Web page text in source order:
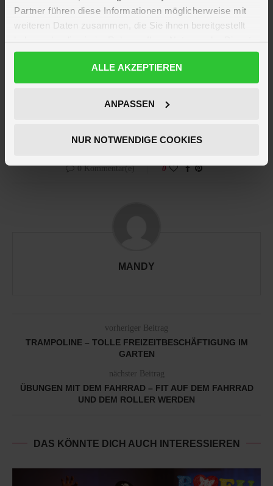
Partner führen diese Informationen möglicherweise mit
weiteren Daten zusammen, die Sie ihnen bereitgestellt
gesammelt haben.
DatenschutzerklärungALLE AKZEPTIEREN
ANPASSEN
NUR NOTWENDIGE COOKIES
auch von den neuen Songs zu der Serie begeistert sein.
Aber nun seid ihr an der Reihe:
Wer ist Eure Lieblings-Disney
oder Rapunzel mit ihrem langen Haar?
einfach mal bei unseremFilm und Serien Merchandise
0 Kommentar(e) 0
MANDY
vorheriger Beitrag
TRAMPOLINE – TOLLE FREIZEITBESCHÄFTIGUNG IM
GARTEN
nächster Beitrag
ÜBUNGEN MIT DEM FAHRRAD – FIT AUF DEM FAHRRAD
UND DEM ROLLER WERDEN
DAS KÖNNTE DICH AUCH INTERESSIEREN